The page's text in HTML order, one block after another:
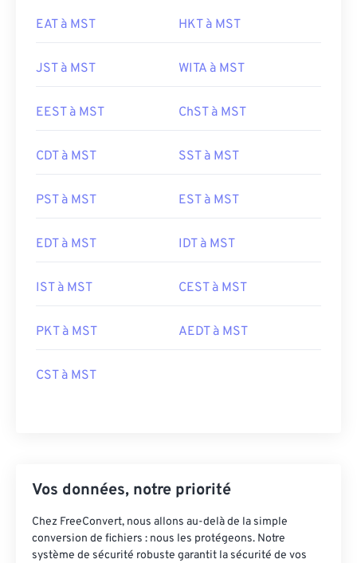
EAT à MST HKT à MST
JST à MST WITA à MST
EEST à MST ChST à MST
CDT à MST SST à MST
PST à MST EST à MST
EDT à MST IDT à MST
IST à MST CEST à MST
PKT à MST AEDT à MST
CST à MST
Vos données, notre priorité
Chez FreeConvert, nous allons au-delà de la simple
conversion de fichiers : nous les protégeons. Notre
système de sécurité robuste garantit la sécurité de vos